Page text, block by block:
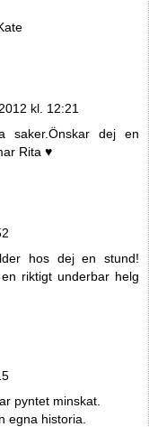
kl. 12:21
saker.Önskar dej en
Rita ♥
hos dej en stund!
riktigt underbar helg
pyntet minskat.
egna historia.